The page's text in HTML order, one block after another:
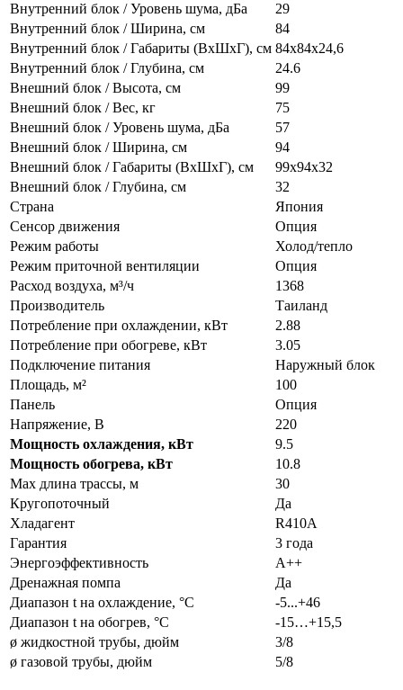
Внутренний блок / Уровень шума, дБа
29
Внутренний блок / Ширина, см
84
Внутренний блок / Габариты (ВхШхГ), см 84x84х24,6
Внутренний блок / Глубина, см
24.6
Внешний блок / Высота, см
99
Внешний блок / Вес, кг
75
Внешний блок / Уровень шума, дБа
57
Внешний блок / Ширина, см
94
Внешний блок / Габариты (ВхШхГ), см
99x94x32
Внешний блок / Глубина, см
32
Страна
Япония
Сенсор движения
Опция
Режим работы
Холод/тепло
Режим приточной вентиляции
Опция
Расход воздуха, м³/ч
1368
Производитель
Таиланд
Потребление при охлаждении, кВт
2.88
Потребление при обогреве, кВт
3.05
Подключение питания
Наружный блок
Площадь, м²
100
Панель
Опция
Напряжение, В
220
Мощность охлаждения, кВт
9.5
Мощность обогрева, кВт
10.8
Max длина трассы, м
30
Кругопоточный
Да
Хладагент
R410A
Гарантия
3 года
Энергоэффективность
A++
Дренажная помпа
Да
Диапазон t на охлаждение, °С
-5...+46
Диапазон t на обогрев, °С
-15…+15,5
ø жидкостной трубы, дюйм
3/8
ø газовой трубы, дюйм
5/8